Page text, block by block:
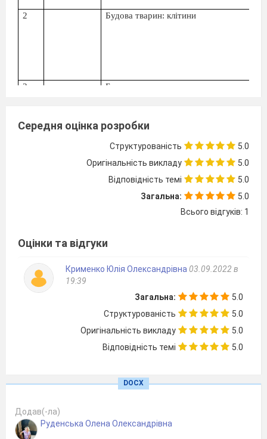
2 Будова тварин: клітини
3 Будова тварин: тканини
Органи та системи органів тваринних
пересування, способом життя тощо).
Загальна характеристика й розмаїтість
Визначальні ознаки будови,біологічні
існуваннякишковопорожнинних
Різноманітність кишковопорожнинних,
житті людини
ЛД №1:Зовнішня
Середня оцінка розробки
Структурованість
5.0
Оригінальність викладу
5.0
Відповідність темі
5.0
Загальна:
5.0
Всього відгуків: 1
Оцінки та відгуки
Крименко Юлія Олександрівна 03.09.2022 в
19:39
Загальна:
5.0
Структурованість
5.0
Оригінальність викладу
5.0
Відповідність темі
5.0
DOCX
Додав(-ла)
Руденська Олена Олександрівна